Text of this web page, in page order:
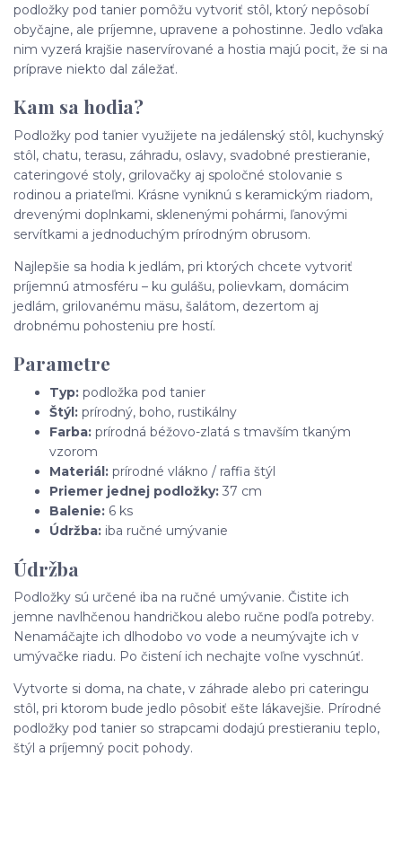
podložky pod tanier pomôžu vytvoriť stôl, ktorý nepôsobí
obyčajne, ale príjemne, upravene a pohostinne. Jedlo vďaka
nim vyzerá krajšie naservírované a hostia majú pocit, že si na
príprave niekto dal záležať.
Kam sa hodia?
Podložky pod tanier využijete na jedálenský stôl, kuchynský
stôl, chatu, terasu, záhradu, oslavy, svadobné prestieranie,
cateringové stoly, grilovačky aj spoločné stolovanie s
rodinou a priateľmi. Krásne vyniknú s keramickým riadom,
drevenými doplnkami, sklenenými pohármi, ľanovými
servítkami a jednoduchým prírodným obrusom.
Najlepšie sa hodia k jedlám, pri ktorých chcete vytvoriť
príjemnú atmosféru – ku gulášu, polievkam, domácim
jedlám, grilovanému mäsu, šalátom, dezertom aj
drobnému pohosteniu pre hostí.
Parametre
Typ: podložka pod tanier
Štýl: prírodný, boho, rustikálny
Farba: prírodná béžovo-zlatá s tmavším tkaným
vzorom
Materiál: prírodné vlákno / raffia štýl
Priemer jednej podložky: 37 cm
Balenie: 6 ks
Údržba: iba ručné umývanie
Údržba
Podložky sú určené iba na ručné umývanie. Čistite ich
jemne navlhčenou handričkou alebo ručne podľa potreby.
Nenamáčajte ich dlhodobo vo vode a neumývajte ich v
umývačke riadu. Po čistení ich nechajte voľne vyschnúť.
Vytvorte si doma, na chate, v záhrade alebo pri cateringu
stôl, pri ktorom bude jedlo pôsobiť ešte lákavejšie. Prírodné
podložky pod tanier so strapcami dodajú prestieraniu teplo,
štýl a príjemný pocit pohody.